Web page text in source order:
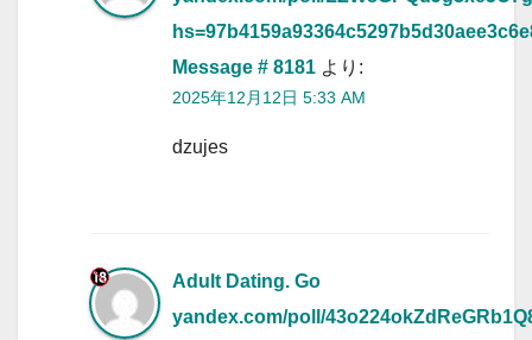
Message # 8181 より:
2025年12月12日 5:33 AM
dzujes
Adult Dating. Go
yandex.com/poll/